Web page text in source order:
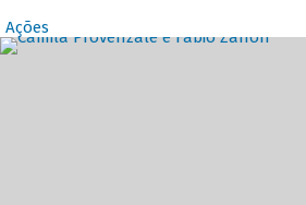
Ações